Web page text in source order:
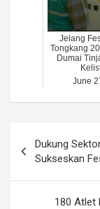
Jelang
Tongkang
Dumai
June
navigation
Dukung
Sukseskan
180 Atlet